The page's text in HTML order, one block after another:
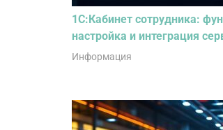
1С:Кабинет сотрудника:
настройка и интеграция
Информация